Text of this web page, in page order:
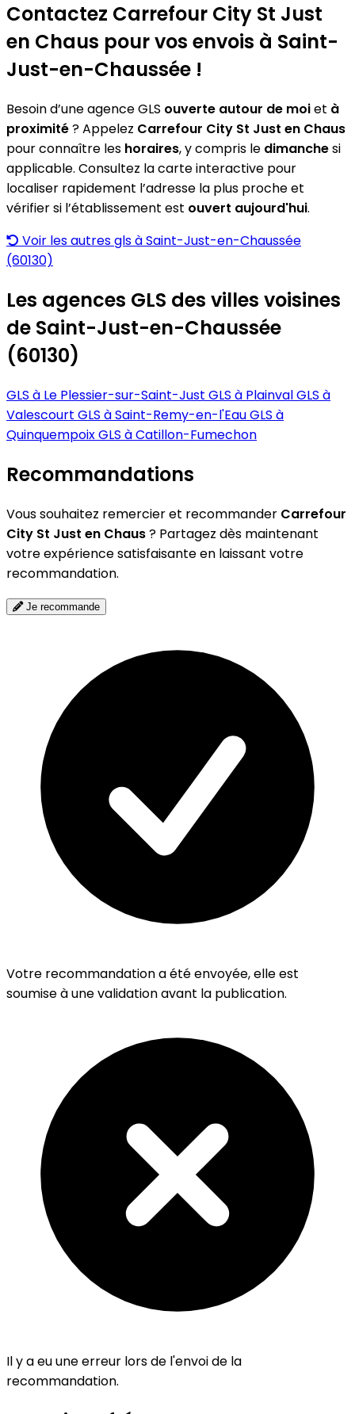
Contactez Carrefour City St Just
en Chaus pour vos envois à Saint-
Just-en-Chaussée !
Besoin d’une agence GLS ouverte autour de moiet à
proximité? Appelez Carrefour City St Just en Chaus
pour connaître les horaires, y compris le dimanchesi
applicable. Consultez la carte interactive pour
localiser rapidement l’adresse la plus proche et
vérifier si l’établissement est ouvert aujourd'hui.
Voir les autres gls à Saint-Just-en-Chaussée
(60130)
Les agences GLS des villes voisines
de Saint-Just-en-Chaussée
(60130)
GLS à Le Plessier-sur-Saint-Just GLS à PlainvalGLS à
Valescourt GLS à Saint-Remy-en-l'EauGLS à
QuinquempoixGLS à Catillon-Fumechon
Recommandations
Vous souhaitez remercier et recommander Carrefour
City St Just en Chaus? Partagez dès maintenant
votre expérience satisfaisante en laissant votre
recommandation.
Je recommande
Votre recommandation a été envoyée, elle est
soumise à une validation avant la publication.
Il y a eu une erreur lors de l'envoi de la
recommandation.